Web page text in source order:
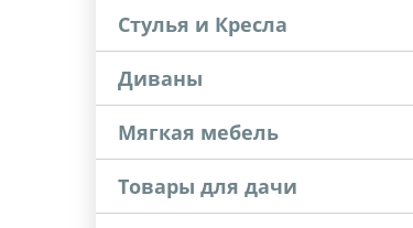
Стулья и Кресла
Диваны
Мягкая мебель
Товары для дачи